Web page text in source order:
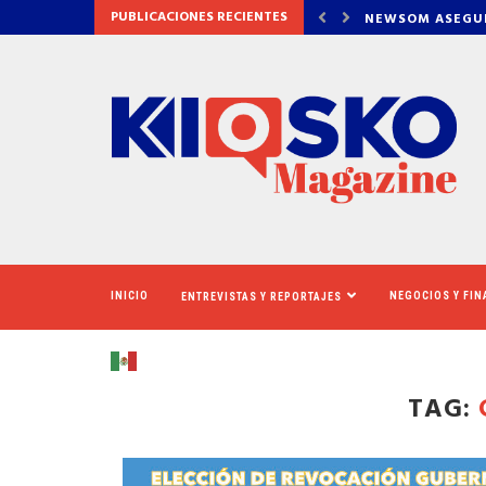
PUBLICACIONES RECIENTES
DE OZEMPIC NEWSOM
INICIO ENTREVISTAS Y REPORTAJES NEGOCIOS Y
TAG: